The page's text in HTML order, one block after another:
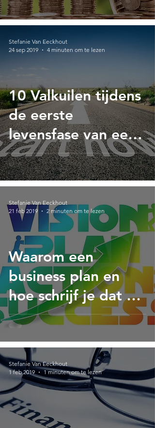
10 Valkuilen tijdens
de eerste
levensfase van een
onderneming
Stefanie Van Eeckhout
24 sep 2019
4 minuten om te lezen
Waarom een
business plan en
hoe schrijf je dat nu
?
Stefanie Van Eeckhout
21 feb 2019
2 minuten om te lezen
Stefanie Van Eeckhout
1 feb 2019
1 minuten om te lezen